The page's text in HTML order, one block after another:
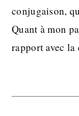
conjugaison,
Quant à mon
rapport avec la